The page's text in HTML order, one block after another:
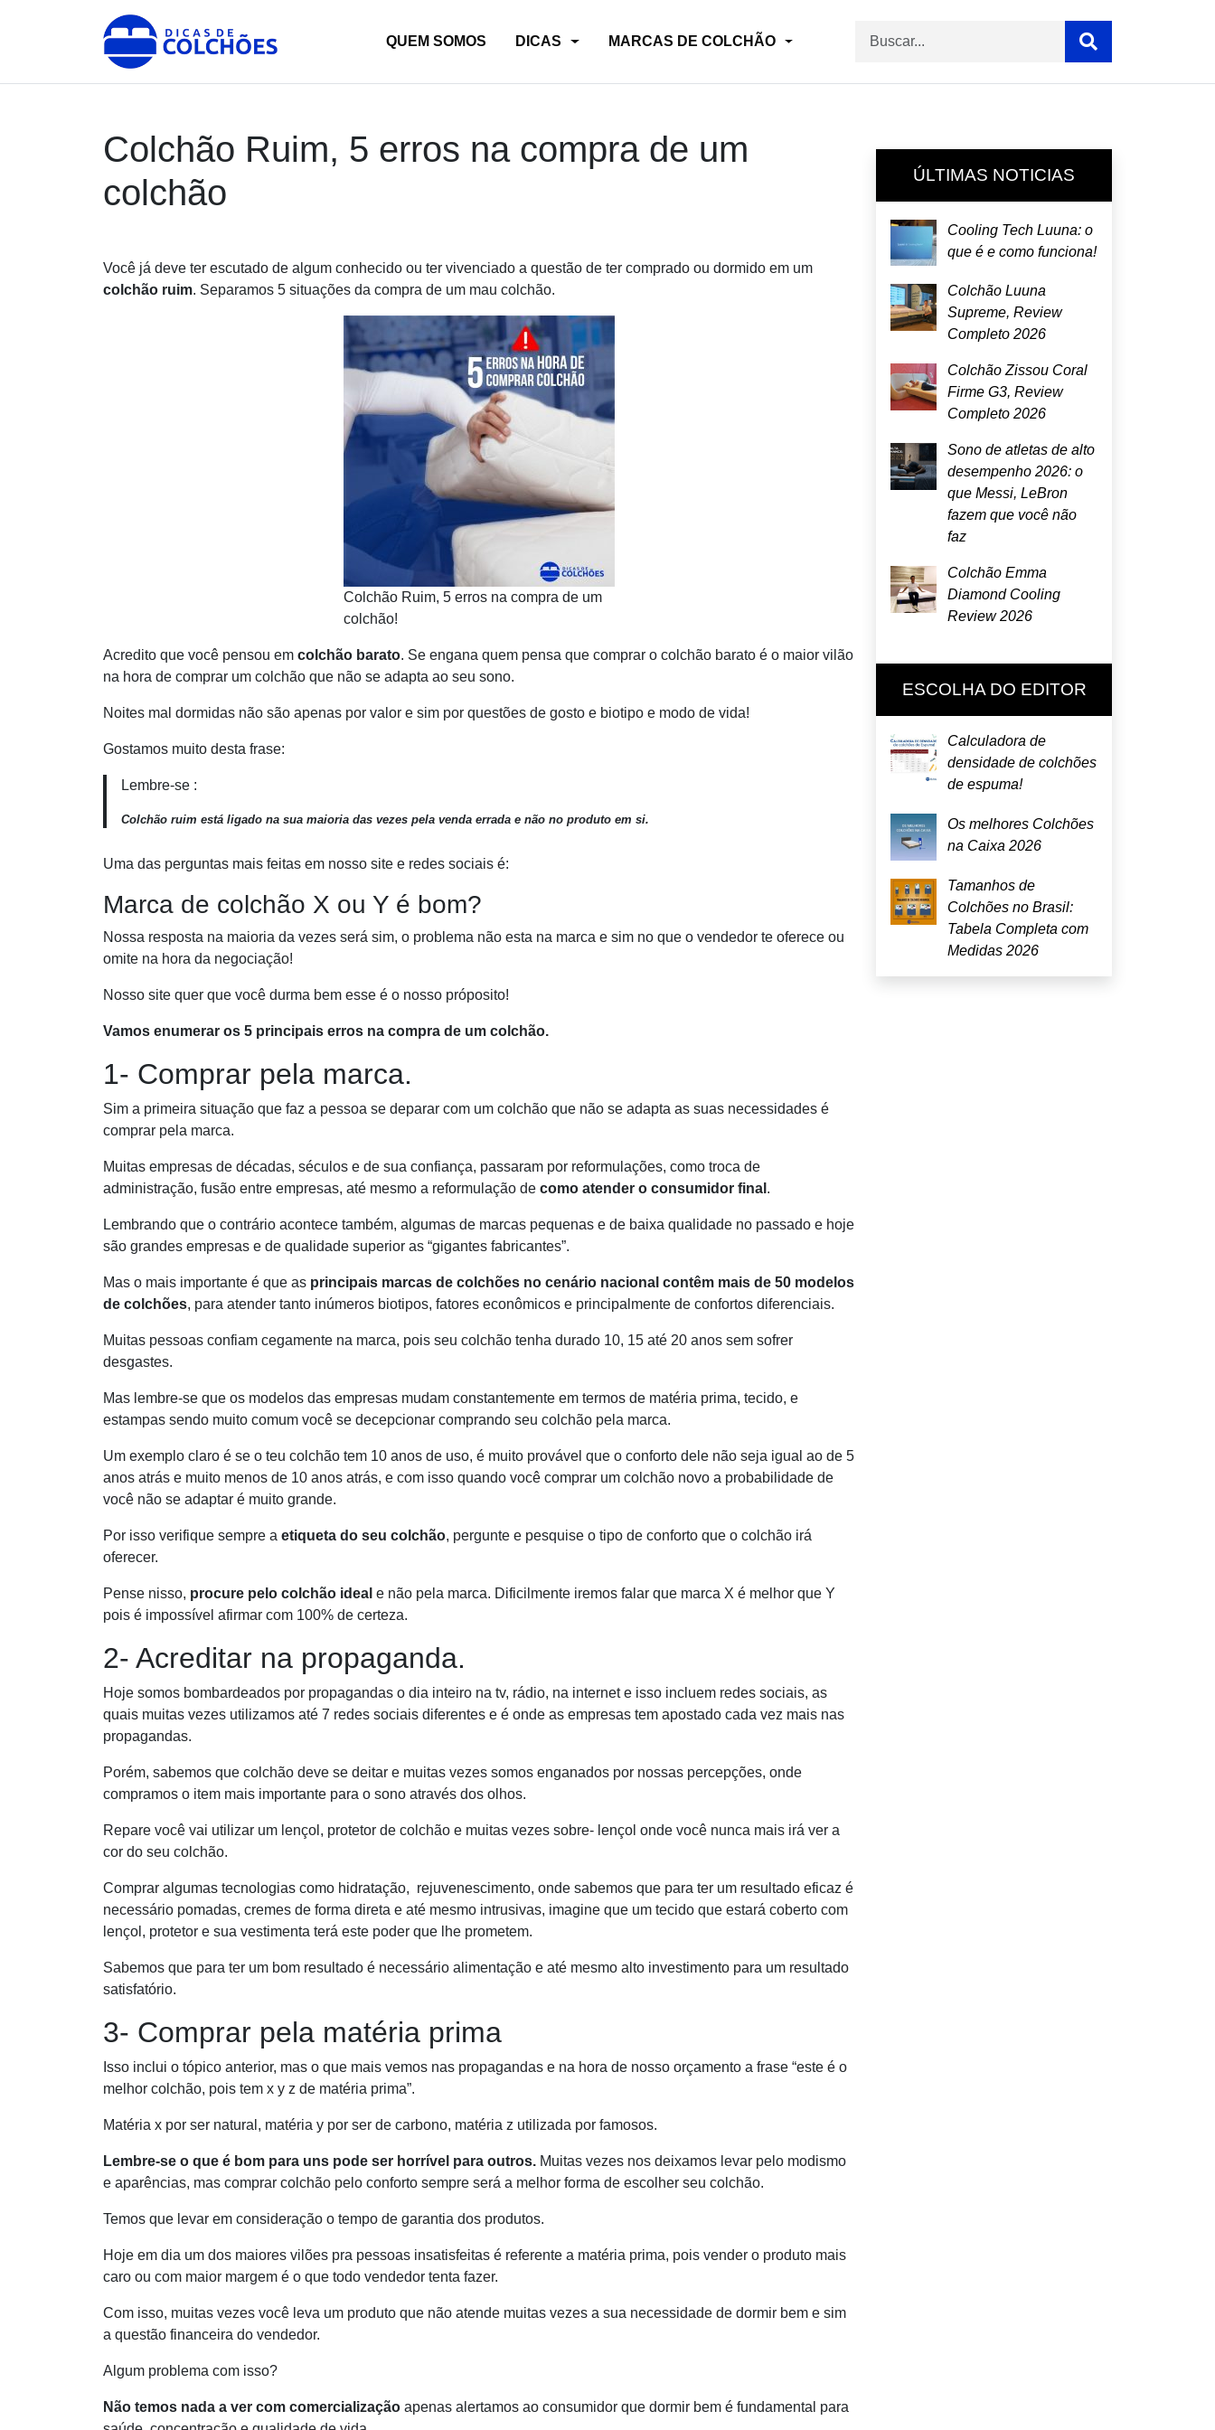
Dicas de Colchões
Site para Dicas de Colchões e reviews QUEM SOMOS DICAS MARCAS DE COLCHÃO
Colchão Ruim, 5 erros na compra de um
colchão
Você já deve ter escutado de algum conhecido ou ter vivenciado a questão de ter comprado ou dormido em um
colchão ruim. Separamos 5 situações da compra de um mau colchão.
Colchão Ruim, 5 erros na compra de um
colchão!
Acredito que você pensou em colchão barato. Se engana quem pensa que comprar o colchão barato é o maior vilão
na hora de comprar um colchão que não se adapta ao seu sono.
Noites mal dormidas não são apenas por valor e sim por questões de gosto e biotipo e modo de vida!
Gostamos muito desta frase:
Lembre-se :
Colchão ruim está ligado na sua maioria das vezes pela venda errada e não no produto em si.
Uma das perguntas mais feitas em nosso site e redes sociais é:
Marca de colchão X ou Y é bom?
Nossa resposta na maioria da vezes será sim, o problema não esta na marca e sim no que o vendedor te oferece ou
omite na hora da negociação!
Nosso site quer que você durma bem esse é o nosso próposito!
Vamos enumerar os 5 principais erros na compra de um colchão.
1- Comprar pela marca.
Sim a primeira situação que faz a pessoa se deparar com um colchão que não se adapta as suas necessidades é
comprar pela marca.
Muitas empresas de décadas, séculos e de sua confiança, passaram por reformulações, como troca de
administração, fusão entre empresas, até mesmo a reformulação de como atender o consumidor final .
Lembrando que o contrário acontece também, algumas de marcas pequenas e de baixa qualidade no passado e hoje
são grandes empresas e de qualidade superior as “gigantes fabricantes”.
Mas o mais importante é que as principais marcas de colchões no cenário nacional contêm mais de 50 modelos
de colchões, para atender tanto inúmeros biotipos, fatores econômicos e principalmente de confortos diferenciais.
Muitas pessoas confiam cegamente na marca, pois seu colchão tenha durado 10, 15 até 20 anos sem sofrer
desgastes.
Mas lembre-se que os modelos das empresas mudam constantemente em termos de matéria prima, tecido, e
estampas sendo muito comum você se decepcionar comprando seu colchão pela marca.
Um exemplo claro é se o teu colchão tem 10 anos de uso, é muito provável que o conforto dele não seja igual ao de 5
anos atrás e muito menos de 10 anos atrás, e com isso quando você comprar um colchão novo a probabilidade de
você não se adaptar é muito grande.
Por isso verifique sempre a etiqueta do seu colchão, pergunte e pesquise o tipo de conforto que o colchão irá
oferecer.
Pense nisso, procure pelo colchão ideal e não pela marca. Dificilmente iremos falar que marca X é melhor que Y
pois é impossível afirmar com 100% de certeza.
2- Acreditar na propaganda.
Hoje somos bombardeados por propagandas o dia inteiro na tv, rádio, na internet e isso incluem redes sociais, as
quais muitas vezes utilizamos até 7 redes sociais diferentes e é onde as empresas tem apostado cada vez mais nas
propagandas.
Porém, sabemos que colchão deve se deitar e muitas vezes somos enganados por nossas percepções, onde
compramos o item mais importante para o sono através dos olhos.
Repare você vai utilizar um lençol, protetor de colchão e muitas vezes sobre- lençol onde você nunca mais irá ver a
cor do seu colchão.
Comprar algumas tecnologias como hidratação, rejuvenescimento, onde sabemos que para ter um resultado eficaz é
necessário pomadas, cremes de forma direta e até mesmo intrusivas, imagine que um tecido que estará coberto com
lençol, protetor e sua vestimenta terá este poder que lhe prometem.
Sabemos que para ter um bom resultado é necessário alimentação e até mesmo alto investimento para um resultado
satisfatório.
3- Comprar pela matéria prima
Isso inclui o tópico anterior, mas o que mais vemos nas propagandas e na hora de nosso orçamento a frase “este é o
melhor colchão, pois tem x y z de matéria prima”.
Matéria x por ser natural, matéria y por ser de carbono, matéria z utilizada por famosos.
Lembre-se o que é bom para uns pode ser horrível para outros. Muitas vezes nos deixamos levar pelo modismo
e aparências, mas comprar colchão pelo conforto sempre será a melhor forma de escolher seu colchão.
Temos que levar em consideração o tempo de garantia dos produtos.
Hoje em dia um dos maiores vilões pra pessoas insatisfeitas é referente a matéria prima, pois vender o produto mais
caro ou com maior margem é o que todo vendedor tenta fazer.
Com isso, muitas vezes você leva um produto que não atende muitas vezes a sua necessidade de dormir bem e sim
a questão financeira do vendedor.
Algum problema com isso?
Não temos nada a ver com comercialização apenas alertamos ao consumidor que dormir bem é fundamental para
ÚLTIMAS NOTICIAS
Cooling Tech Luuna: o
que é e como funciona!
Colchão Luuna
Supreme, Review
Completo 2026
Colchão Zissou Coral
Firme G3, Review
Completo 2026
Sono de atletas de alto
desempenho 2026: o
que Messi, LeBron
fazem que você não
faz
Colchão Emma
Diamond Cooling
Review 2026
ESCOLHA DO EDITOR
Calculadora de
densidade de colchões
de espuma!
Os melhores Colchões
na Caixa 2026
Tamanhos de
Colchões no Brasil:
Tabela Completa com
Medidas 2026